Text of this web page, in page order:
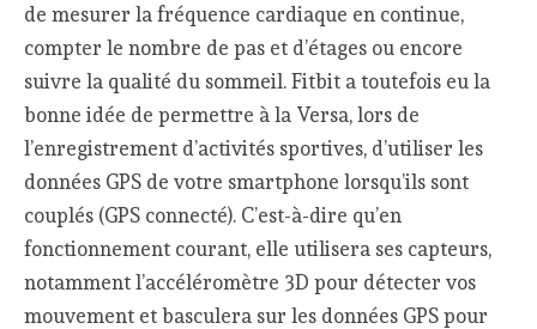
de mesurer la fréquence cardiaque en continue,
compter le nombre de pas et d’étages ou encore
suivre la qualité du sommeil. Fitbit a toutefois eu la
bonne idée de permettre à la Versa, lors de
l’enregistrement d’activités sportives, d’utiliser les
données GPS de votre smartphone lorsqu’ils sont
couplés (GPS connecté). C’est-à-dire qu’en
fonctionnement courant, elle utilisera ses capteurs,
notamment l’accéléromètre 3D pour détecter vos
mouvement et basculera sur les données GPS pour